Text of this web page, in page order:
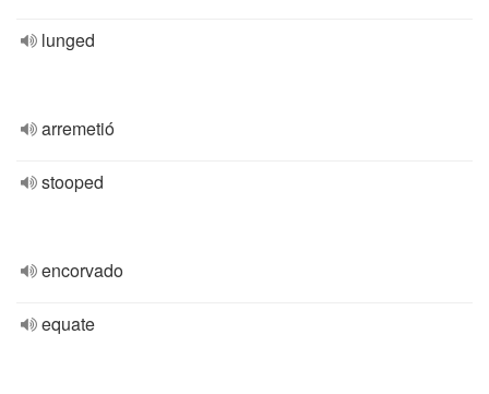
lunged
arremetió
stooped
encorvado
equate